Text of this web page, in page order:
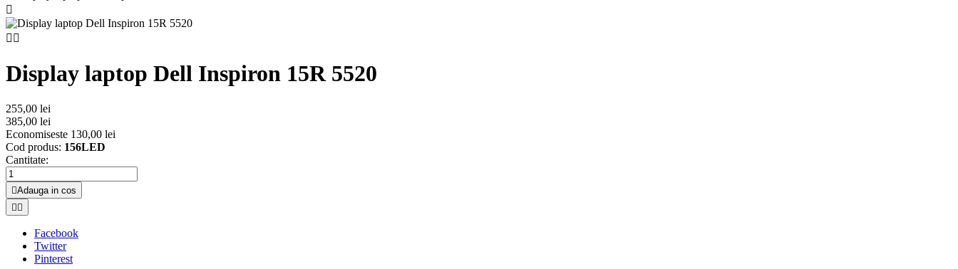

 
Display laptop Dell Inspiron 15R 5520
255,00 lei
385,00 lei
Economiseste 130,00 lei
Cod produs: 156LED
Cantitate:
Adauga in cos

Facebook
Twitter
Pinterest